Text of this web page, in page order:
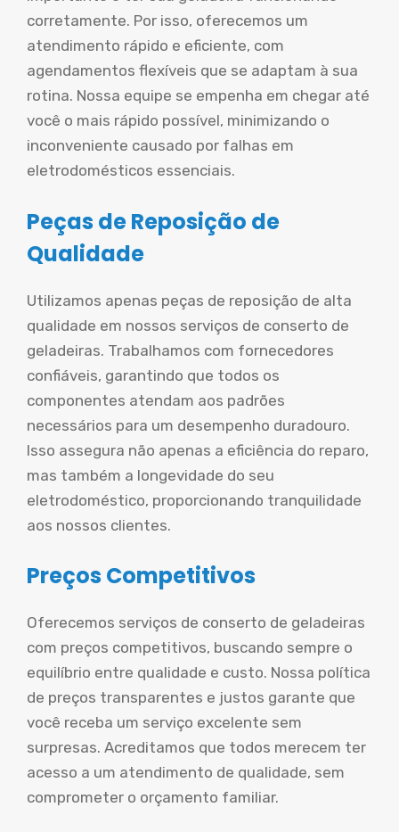
corretamente. Por isso, oferecemos um
atendimento rápido e eficiente, com
agendamentos flexíveis que se adaptam à sua
rotina. Nossa equipe se empenha em chegar até
você o mais rápido possível, minimizando o
inconveniente causado por falhas em
eletrodomésticos essenciais.
Peças de Reposição de
Qualidade
Utilizamos apenas peças de reposição de alta
qualidade em nossos serviços de conserto de
geladeiras. Trabalhamos com fornecedores
confiáveis, garantindo que todos os
componentes atendam aos padrões
necessários para um desempenho duradouro.
Isso assegura não apenas a eficiência do reparo,
mas também a longevidade do seu
eletrodoméstico, proporcionando tranquilidade
aos nossos clientes.
Preços Competitivos
Oferecemos serviços de conserto de geladeiras
com preços competitivos, buscando sempre o
equilíbrio entre qualidade e custo. Nossa política
de preços transparentes e justos garante que
você receba um serviço excelente sem
surpresas. Acreditamos que todos merecem ter
acesso a um atendimento de qualidade, sem
comprometer o orçamento familiar.